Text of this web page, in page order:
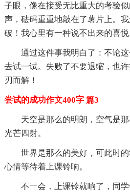
子眼，像在接受无比重大的考验
声，砝码重重地敲在了薯片上。
破！我心里有一种说不出来的喜悦
通过这件事我明白了：不论
去试一试。失败了不要退缩，也
刃而解！
尝试的成功作文400字 篇3
天空是那么的明朗，空气是
光芒四射。
世界是那么的美好，可此时
心情等待着上课铃响。
不一会，上课铃就响了，同